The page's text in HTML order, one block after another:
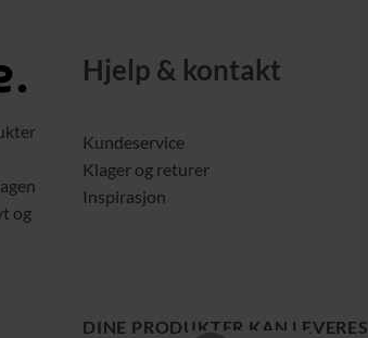
og
Hjelp & kontakt
Kundeservice
Klager og returer
Inspirasjon
DINE PRODUKTER KAN LEVERES